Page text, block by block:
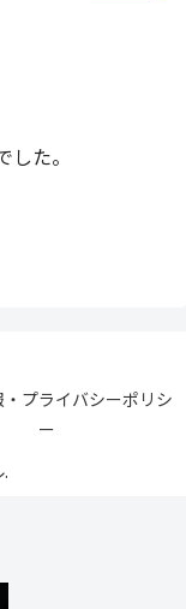
た。
プライバシーポリシ
ー